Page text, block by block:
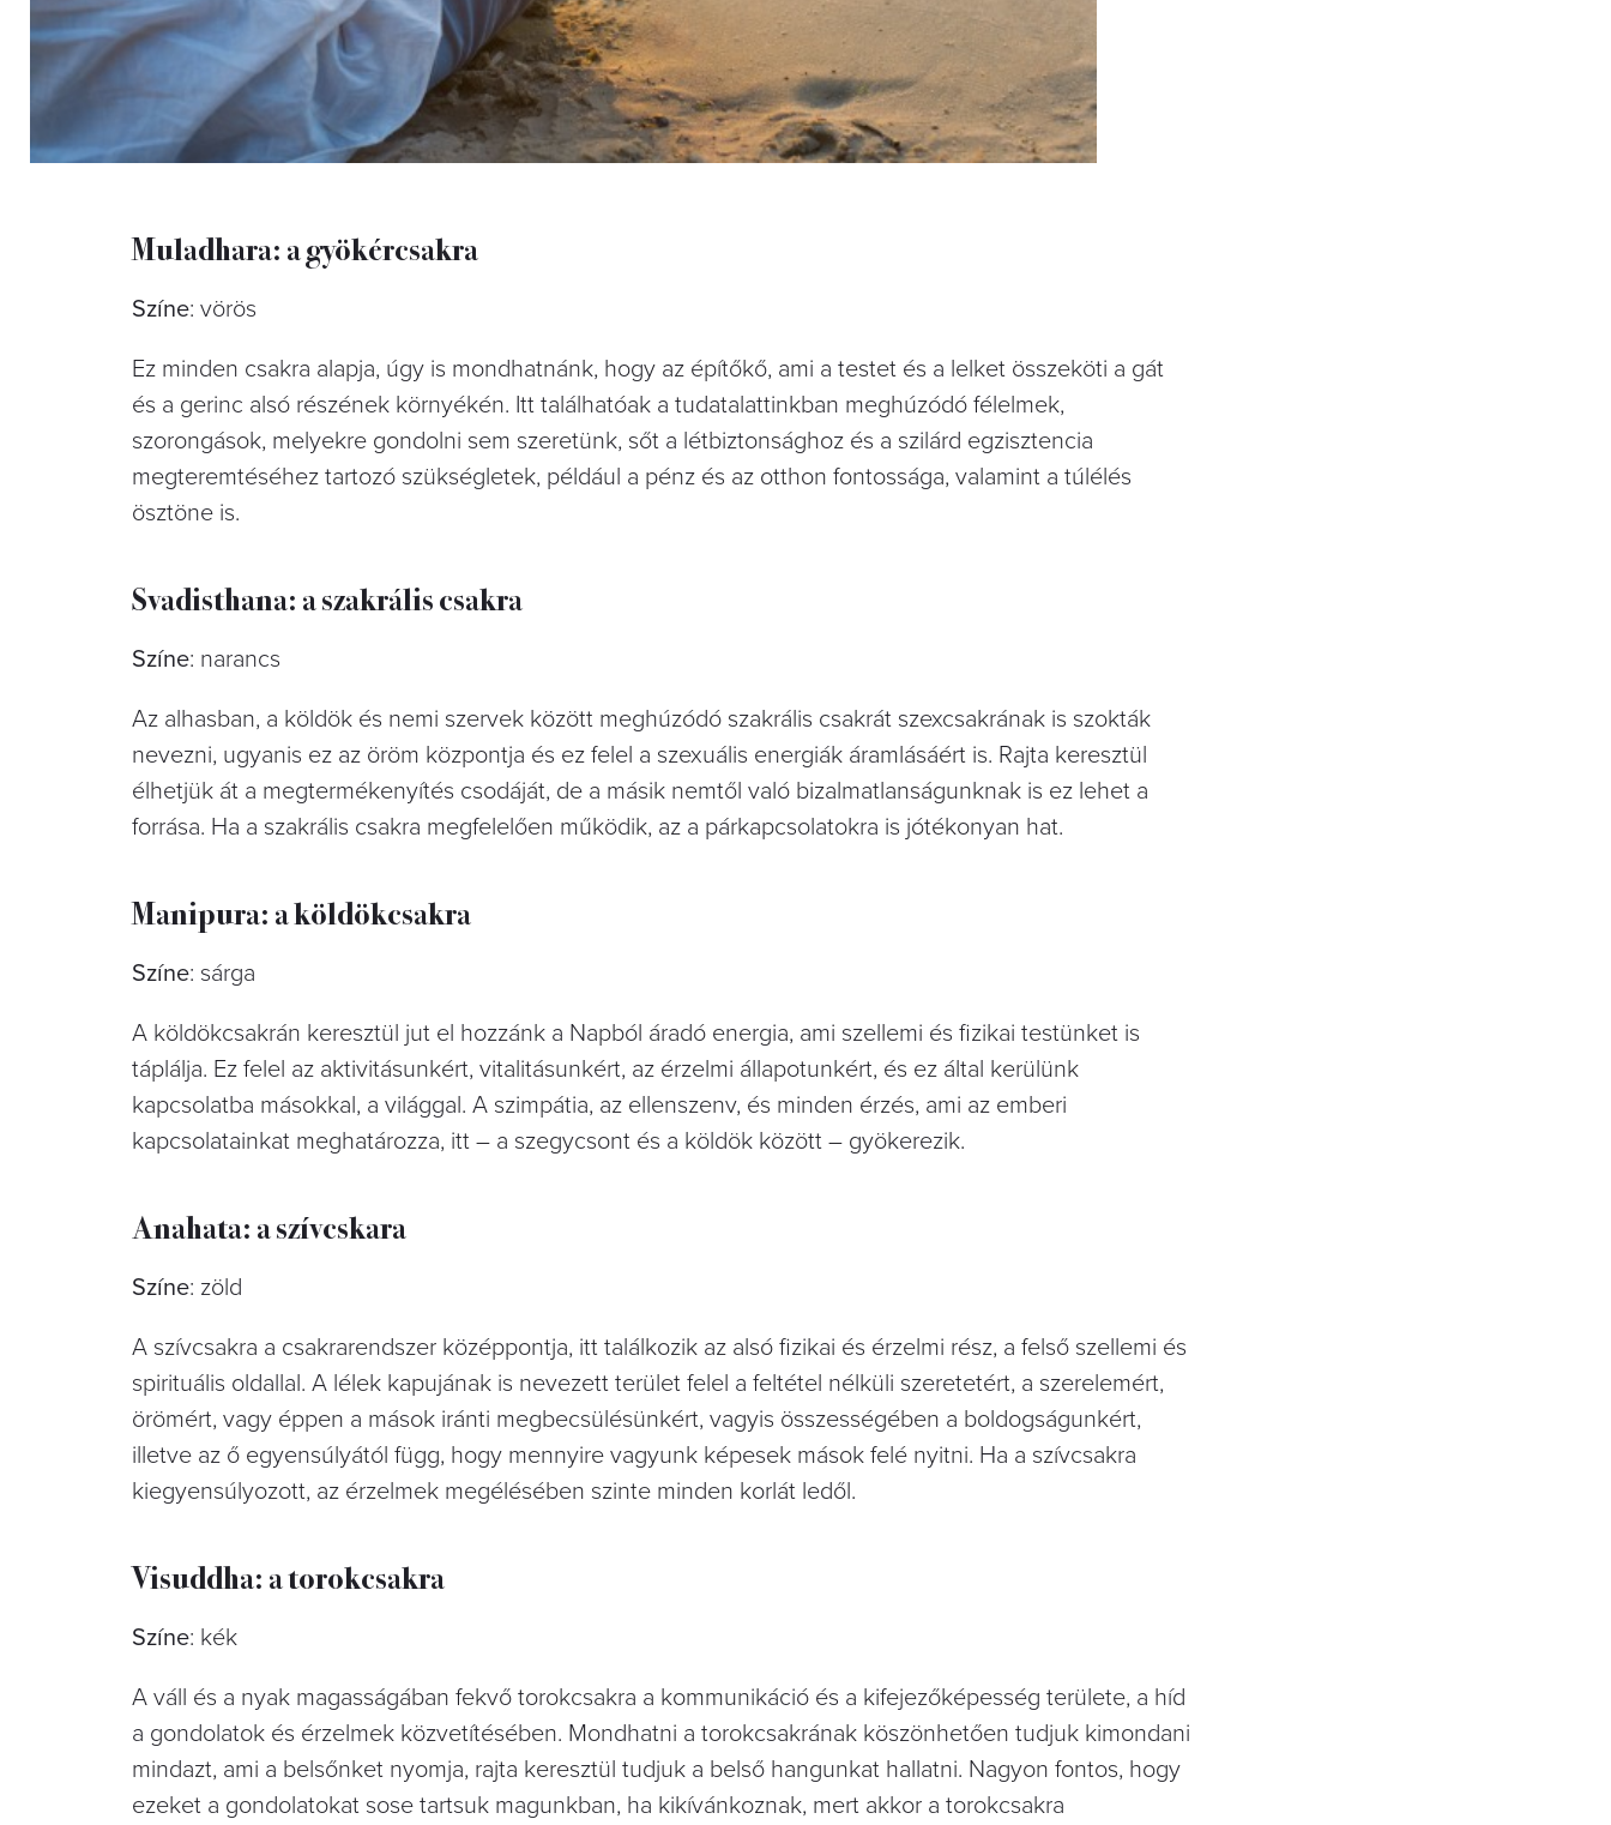
Muladhara: a gyökércsakra
Színe: vörös
Ez minden csakra alapja, úgy is mondhatnánk, hogy az építőkő, ami a testet és a lelket összeköti a gát
és a gerinc alsó részének környékén. Itt találhatóak a tudatalattinkban meghúzódó félelmek,
szorongások, melyekre gondolni sem szeretünk, sőt a létbiztonsághoz és a szilárd egzisztencia
megteremtéséhez tartozó szükségletek, például a pénz és az otthon fontossága, valamint a túlélés
ösztöne is.
Svadisthana: a szakrális csakra
Színe: narancs
Az alhasban, a köldök és nemi szervek között meghúzódó szakrális csakrát szexcsakrának is szokták
nevezni, ugyanis ez az öröm központja és ez felel a szexuális energiák áramlásáért is. Rajta keresztül
élhetjük át a megtermékenyítés csodáját, de a másik nemtől való bizalmatlanságunknak is ez lehet a
forrása. Ha a szakrális csakra megfelelően működik, az a párkapcsolatokra is jótékonyan hat.
Manipura: a köldökcsakra
Színe: sárga
A köldökcsakrán keresztül jut el hozzánk a Napból áradó energia, ami szellemi és fizikai testünket is
táplálja. Ez felel az aktivitásunkért, vitalitásunkért, az érzelmi állapotunkért, és ez által kerülünk
kapcsolatba másokkal, a világgal. A szimpátia, az ellenszenv, és minden érzés, ami az emberi
kapcsolatainkat meghatározza, itt – a szegycsont és a köldök között – gyökerezik.
Anahata: a szívcskara
Színe: zöld
A szívcsakra a csakrarendszer középpontja, itt találkozik az alsó fizikai és érzelmi rész, a felső szellemi és
spirituális oldallal. A lélek kapujának is nevezett terület felel a feltétel nélküli szeretetért, a szerelemért,
örömért, vagy éppen a mások iránti megbecsülésünkért, vagyis összességében a boldogságunkért,
illetve az ő egyensúlyától függ, hogy mennyire vagyunk képesek mások felé nyitni. Ha a szívcsakra
kiegyensúlyozott, az érzelmek megélésében szinte minden korlát ledől.
Visuddha: a torokcsakra
Színe: kék
A váll és a nyak magasságában fekvő torokcsakra a kommunikáció és a kifejezőképesség területe, a híd
a gondolatok és érzelmek közvetítésében. Mondhatni a torokcsakrának köszönhetően tudjuk kimondani
mindazt, ami a belsőnket nyomja, rajta keresztül tudjuk a belső hangunkat hallatni. Nagyon fontos, hogy
ezeket a gondolatokat sose tartsuk magunkban, ha kikívánkoznak, mert akkor a torokcsakra